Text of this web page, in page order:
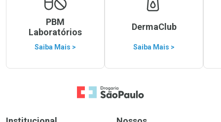
PBM
Laboratórios
Saiba Mais >
DermaClub
Saiba Mais >
Ir para a Home